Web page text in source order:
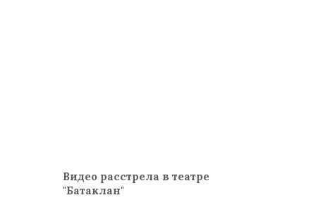
Видео расстрела в театре
"Батаклан"